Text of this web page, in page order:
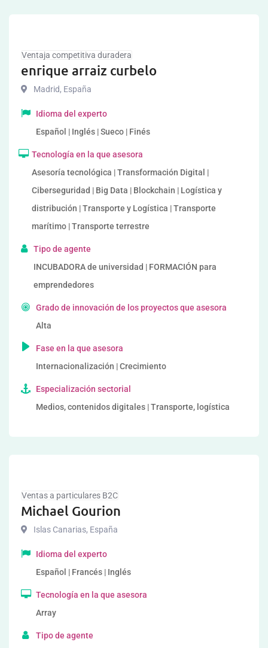
Ventaja competitiva duradera
enrique arraiz curbelo
Madrid, España
Idioma del experto
Español | Inglés | Sueco | Finés
Tecnología en la que asesora
Asesoría tecnológica | Transformación Digital |
Ciberseguridad | Big Data | Blockchain | Logística y
distribución | Transporte y Logística | Transporte
marítimo | Transporte terrestre
Tipo de agente
INCUBADORA de universidad | FORMACIÓN para
emprendedores
Grado de innovación de los proyectos que asesora
Alta
Fase en la que asesora
Internacionalización | Crecimiento
Especialización sectorial
Medios, contenidos digitales | Transporte, logística
Ventas a particulares B2C
Michael Gourion
Islas Canarias, España
Idioma del experto
Español | Francés | Inglés
Tecnología en la que asesora
Array
Tipo de agente